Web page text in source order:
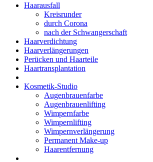
Haarausfall
Kreisrunder
durch Corona
nach der Schwangerschaft
Haarverdichtung
Haarverlängerungen
Perücken und Haarteile
Haartransplantation
Kosmetik-Studio
Augenbrauenfarbe
Augenbrauenlifting
Wimpernfarbe
Wimpernlifting
Wimpernverlängerung
Permanent Make-up
Haarentfernung